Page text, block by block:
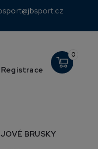
0
BRUSKY